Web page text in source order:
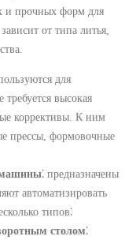
и прочных форм для
от типа литья,
для
высокая
коррективы. К ним
прессы, формовочные
машины⁚ предназначены
автоматизировать
типов⁚
столом⁚